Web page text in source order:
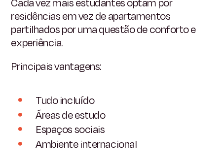
residências em vez de apartamentos
partilhados por uma questão de conforto e
experiência.
Principais vantagens:
Tudo incluído
Áreas de estudo
Espaços sociais
Ambiente internacional